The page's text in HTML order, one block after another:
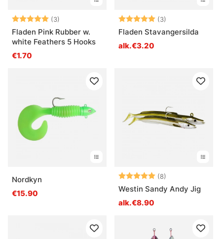
Arvio: (3)
5.0 5:sta tähdestä
Fladen Pink Rubber w.
white Feathers 5 Hooks
€1.70
Arvio: (3)
Fladen Stavangersilda
alk.€3.20
Nordkyn
€15.90
Arvio: (8)
Westin Sandy Andy Jig
alk.€8.90